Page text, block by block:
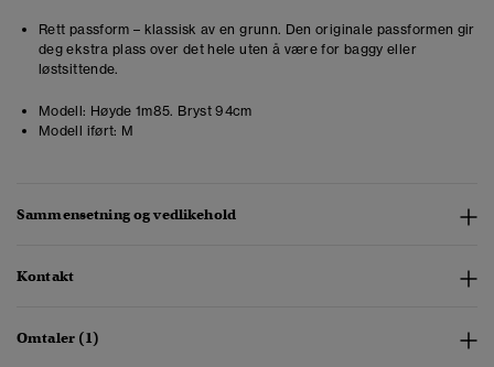
Rett passform – klassisk av en grunn. Den originale passformen gir
deg ekstra plass over det hele uten å være for baggy eller
løstsittende.
Modell: Høyde 1m85. Bryst 94cm
Modell iført: M
Sammensetning og vedlikehold
Kontakt
Omtaler (1)